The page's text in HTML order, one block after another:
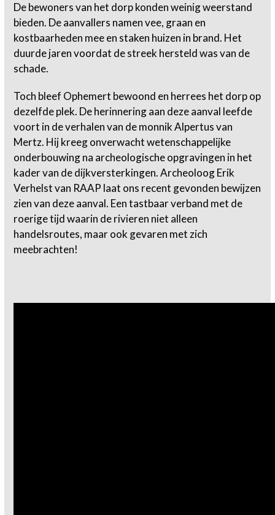
De bewoners van het dorp konden weinig weerstand
bieden. De aanvallers namen vee, graan en
kostbaarheden mee en staken huizen in brand. Het
duurde jaren voordat de streek hersteld was van de
schade.
Toch bleef Ophemert bewoond en herrees het dorp op
dezelfde plek. De herinnering aan deze aanval leefde
voort in de verhalen van de monnik Alpertus van
Mertz. Hij kreeg onverwacht wetenschappelijke
onderbouwing na archeologische opgravingen in het
kader van de dijkversterkingen. Archeoloog Erik
Verhelst van RAAP laat ons recent gevonden bewijzen
zien van deze aanval. Een tastbaar verband met de
roerige tijd waarin de rivieren niet alleen
handelsroutes, maar ook gevaren met zich
meebrachten!